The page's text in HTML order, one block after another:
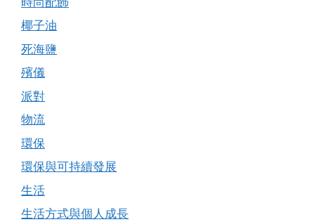
椰子油
死海鹽
殯儀
派對
物流
環保
環保與可持續發展
生活
生活方式與個人成長